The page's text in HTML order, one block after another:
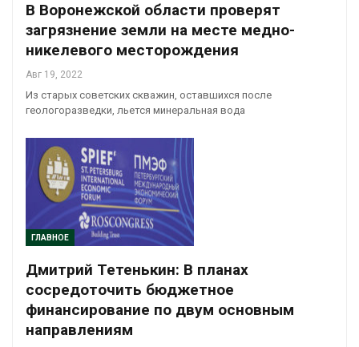
В Воронежской области проверят
загрязнение земли на месте медно-
никелевого месторождения
Авг 19, 2022
Из старых советских скважин, оставшихся после
геологоразведки, льется минеральная вода
ГЛАВНОЕ
Дмитрий Тетенькин: В планах
сосредоточить бюджетное
финансирование по двум основным
направлениям